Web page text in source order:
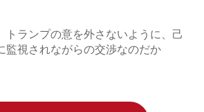
トランプの意を外さないように、己
監視されながらの交渉なのだか